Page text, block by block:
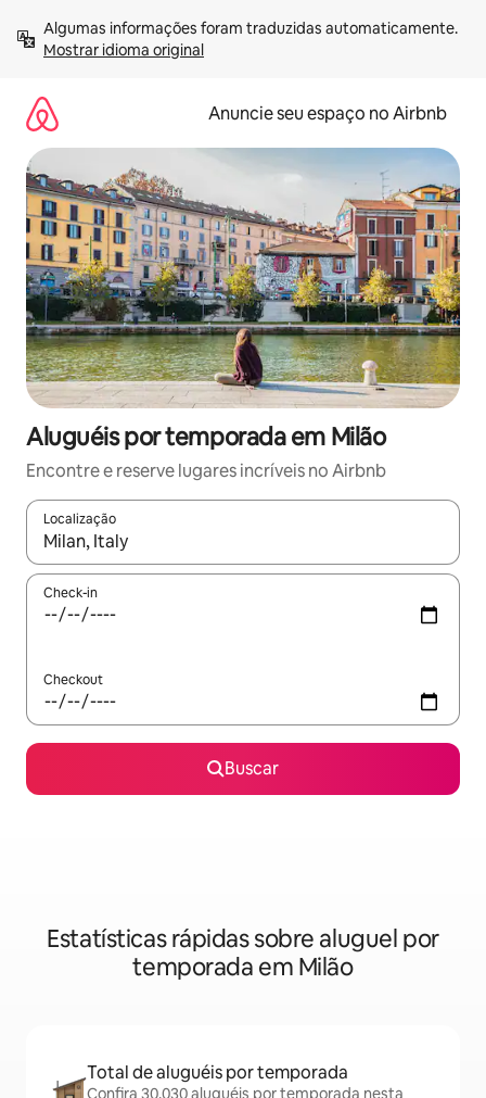
para
Mostrar idioma original
Anuncie seu espaço no Airbnb
Aluguéis por temporada em Milão
Encontre e reserve lugares incríveis no Airbnb
Localização
Quando os resultados estiverem disponíveis, explore-os
Check-in
Checkout
Buscar
Estatísticas rápidas sobre aluguel por
temporada em Milão
Total de aluguéis por temporada
Confira 30.030 aluguéis por temporada nesta